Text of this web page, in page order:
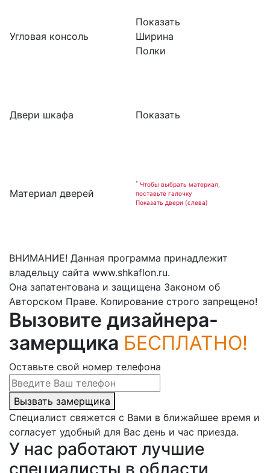
Угловая консоль
Двери шкафа
Материал дверей
Показать
Ширина
Полки
Показать
* Чтобы выбрать материал,
поставьте галочку
Показать двери (слева)
ВНИМАНИЕ! Данная программа принадлежит
владельцу сайта www.shkaflon.ru.
Она запатентована и защищена Законом об
Авторском Праве. Копирование строго запрещено!
Вызовите дизайнера-
замерщика БЕСПЛАТНО!
Оставьте свой номер телефона
Вызвать замерщика
Специалист свяжется с Вами в ближайшее время и
согласует удобный для Вас день и час приезда.
У нас работают лучшие
специалисты в области